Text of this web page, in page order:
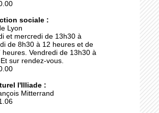
2017
en quête
2017
de la
sociale :
Lyon
et mercredi de 13h30 à
de 8h30 à 12 heures et de
heures. Vendredi de 13h30 à
sur rendez-vous.
l'Illiade :
Mitterrand